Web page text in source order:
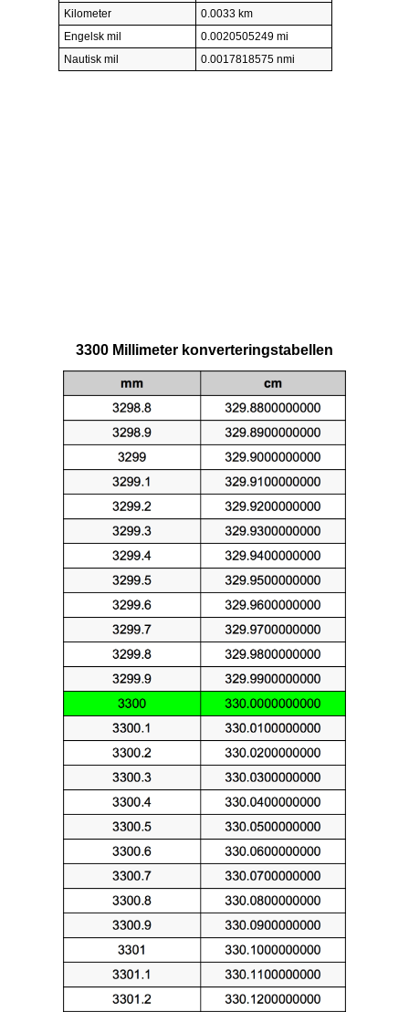
Kilometer
0.0033 km
Engelsk mil
0.0020505249 mi
Nautisk mil
0.0017818575 nmi
3300 Millimeter konverteringstabellen